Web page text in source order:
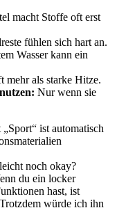
macht Stoffe oft erst
fühlen sich hart an.
Wasser kann ein
mehr als starke Hitze.
Nur wenn sie
ist automatisch
noch okay?
du ein locker
hast, ist
würde ich ihn